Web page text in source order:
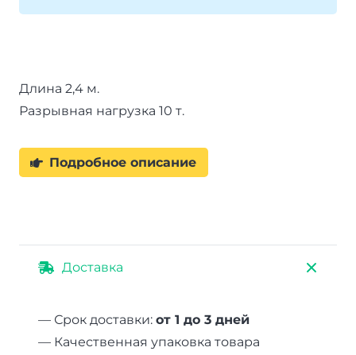
Длина 2,4 м.
Разрывная нагрузка 10 т.
Подробное описание
Доставка
— Срок доставки: от 1 до 3 дней
— Качественная упаковка товара